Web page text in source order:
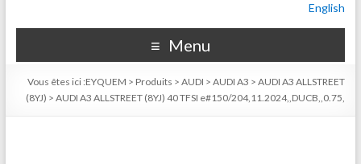
English
Menu
Vous êtes ici :EYQUEM > Produits >AUDI >AUDI A3 >AUDI A3 ALLSTREET
(8YJ) >AUDI A3 ALLSTREET (8YJ) 40 TFSI e#150/204,11.2024,,DUCB,,0.75,